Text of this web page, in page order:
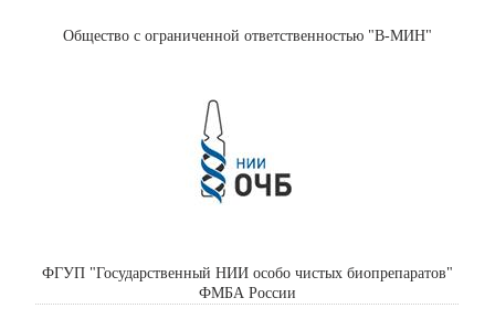
Общество с ограниченной ответственностью "В-МИН"
ФГУП "Государственный НИИ особо чистых биопрепаратов"
ФМБА России